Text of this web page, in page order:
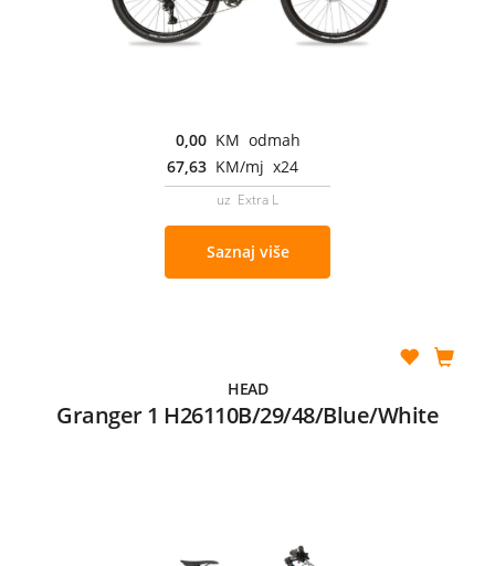
0,00 KM odmah
67,63 KM/mj x24
uz Extra L
Saznaj više
HEAD
Granger 1 H26110B/29/48/Blue/White